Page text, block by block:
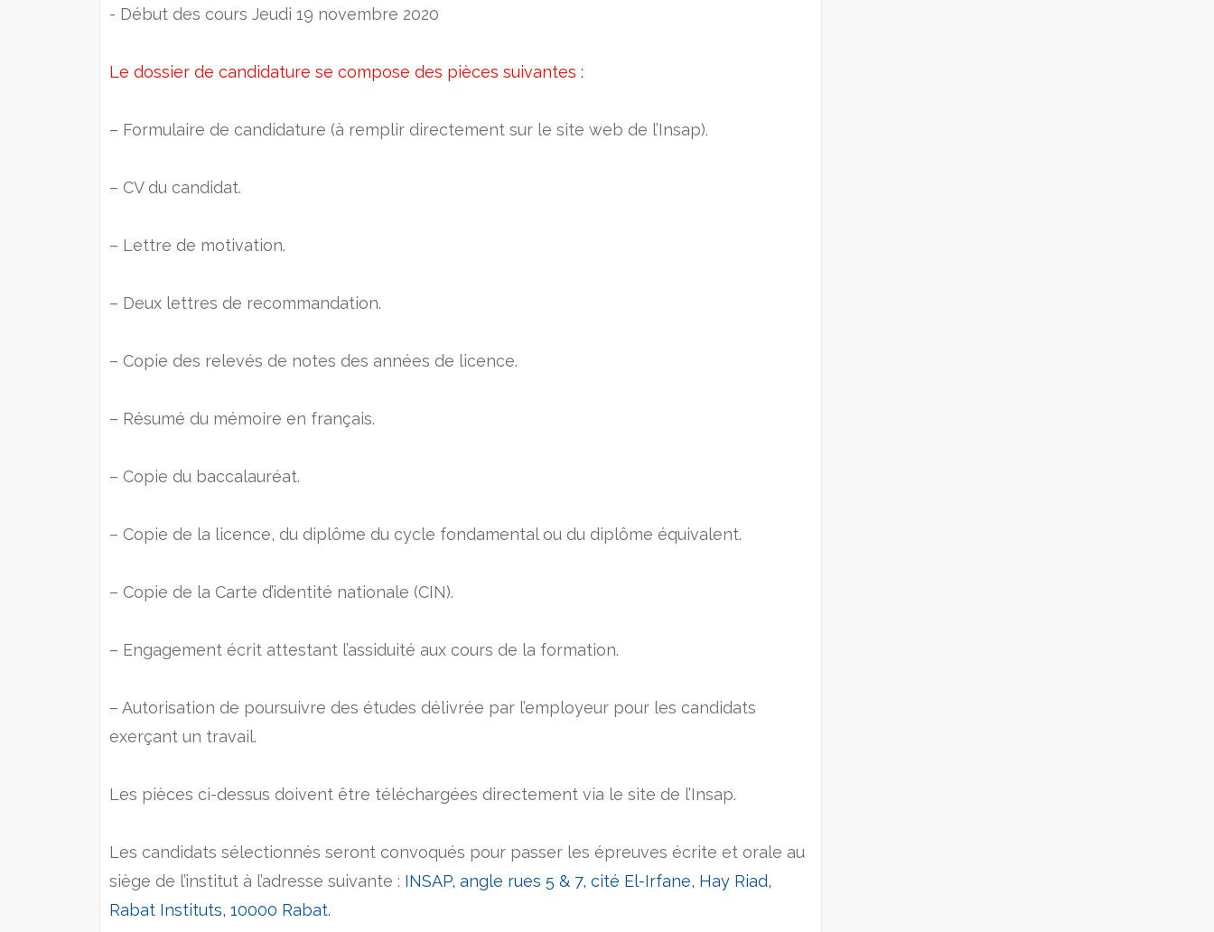
- Début des cours Jeudi 19 novembre 2020
Le dossier de candidature se compose des pièces suivantes :
– Formulaire de candidature (à remplir directement sur le site web de l’Insap).
– CV du candidat.
– Lettre de motivation.
– Deux lettres de recommandation.
– Copie des relevés de notes des années de licence.
– Résumé du mémoire en français.
– Copie du baccalauréat.
– Copie de la licence, du diplôme du cycle fondamental ou du diplôme équivalent.
– Copie de la Carte d’identité nationale (CIN).
– Engagement écrit attestant l’assiduité aux cours de la formation.
– Autorisation de poursuivre des études délivrée par l’employeur pour les candidats
exerçant un travail.
Les pièces ci-dessus doivent être téléchargées directement via le site de l’Insap.
Les candidats sélectionnés seront convoqués pour passer les épreuves écrite et orale au
siège de l’institut à l’adresse suivante : INSAP, angle rues 5 & 7, cité El-Irfane, Hay Riad,
Rabat Instituts, 10000 Rabat.